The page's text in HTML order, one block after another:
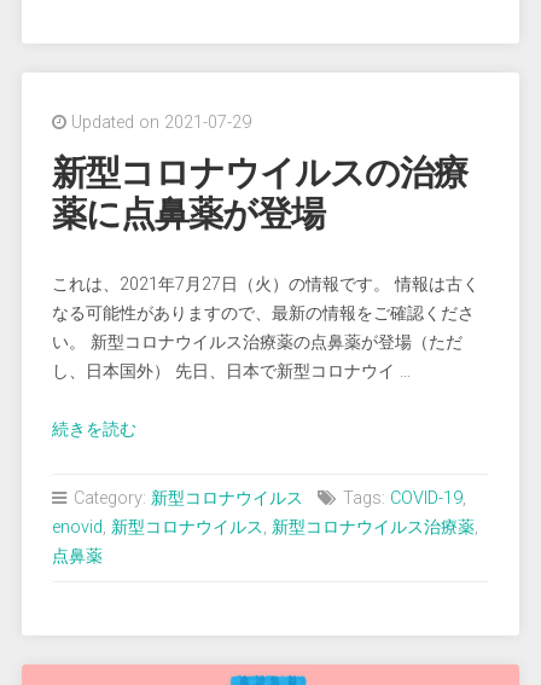
ル
ス
染
急
増
は”
Updated on 2021-07-29
新型コロナウイルスの治療
薬に点鼻薬が登場
これは、2021年7月27日（火）の情報です。 情報は古く
なる可能性がありますので、最新の情報をご確認くださ
い。 新型コロナウイルス治療薬の点鼻薬が登場（ただ
し、日本国外） 先日、日本で新型コロナウイ …
続きを読む“新
ロ
ル
ス
Category: 新型コロナウイルス Tags: COVID-19,
enovid, 新型コロナウイルス, 新型コロナウイルス治療薬,
点鼻薬